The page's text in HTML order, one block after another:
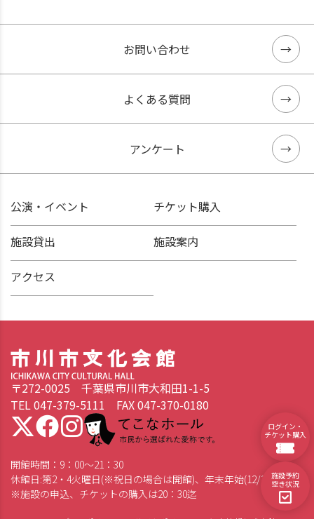
お問い合わせ
よくある質問
アンケート
公演・イベント チケット購入
施設貸出 施設案内
アクセス
ログイン・
チケット購入
施設予約
空き状況
〒272-0025 千葉県市川市大和田1-1-5
TEL 047-379-5111 FAX 047-370-0180
てこなホール 市民から選ばれた愛称です。
開館時間：9：00～21：30
休館日:第2・4火曜日(※祝日の場合は開館)、年末年始(12/28～1/4)
※施設の申込、チケットの購入は20：30迄